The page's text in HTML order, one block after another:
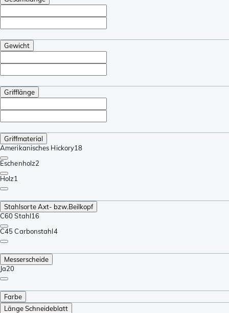
Gewicht
Grifflänge
Griffmaterial
Amerikanisches Hickory18
Eschenholz2
Holz1
Stahlsorte Axt- bzw.Beilkopf
C60 Stahl16
C45 Carbonstahl4
Messerscheide
Ja20
Farbe
Länge Schneideblatt